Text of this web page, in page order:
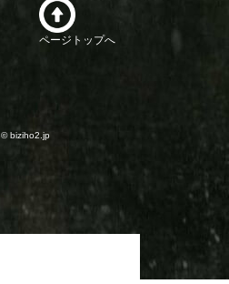
ページトップへ
© biziho2.jp